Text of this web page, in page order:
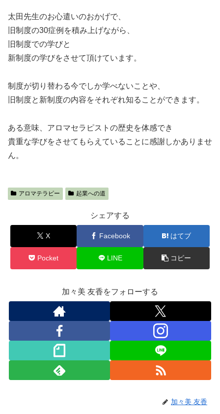
太田先生のお心遣いのおかげで、
旧制度の30症例を積み上げながら、
旧制度での学びと
新制度の学びをさせて頂けています。
制度が切り替わる今でしか学べないことや、
旧制度と新制度の内容をそれぞれ知ることができます。
ある意味、アロマセラピストの歴史を体感でき
貴重な学びをさせてもらえていることに感謝しかありませ
ん。
アロマテラピー 起業への道
シェアする
X Facebook はてブ
Pocket LINE コピー
加々美 友香をフォローする
加々美 友香